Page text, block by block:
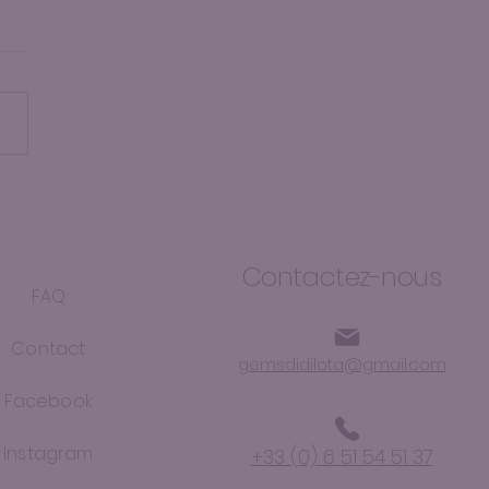
FAQ
Contact
Facebook
Instagram
Contactez-nous
gemsdidilota@gmail.com
+33 (0) 6 51 54 51 37